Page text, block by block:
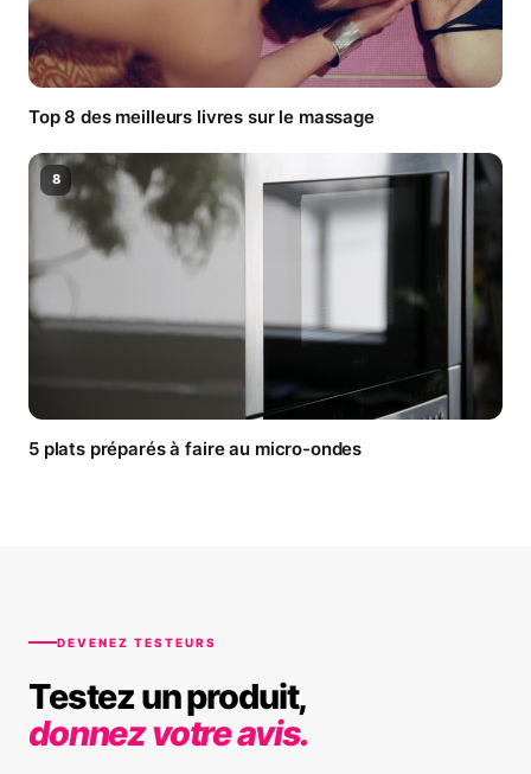
Top 8 des meilleurs livres sur le massage
8
5 plats préparés à faire au micro-ondes
DEVENEZ TESTEURS
Testez un produit,
donnez votre avis.